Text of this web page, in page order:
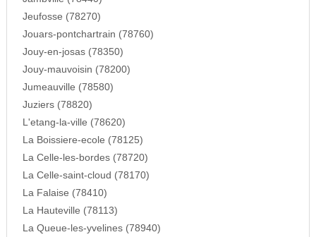
Jeufosse (78270)
Jouars-pontchartrain (78760)
Jouy-en-josas (78350)
Jouy-mauvoisin (78200)
Jumeauville (78580)
Juziers (78820)
L'etang-la-ville (78620)
La Boissiere-ecole (78125)
La Celle-les-bordes (78720)
La Celle-saint-cloud (78170)
La Falaise (78410)
La Hauteville (78113)
La Queue-les-yvelines (78940)